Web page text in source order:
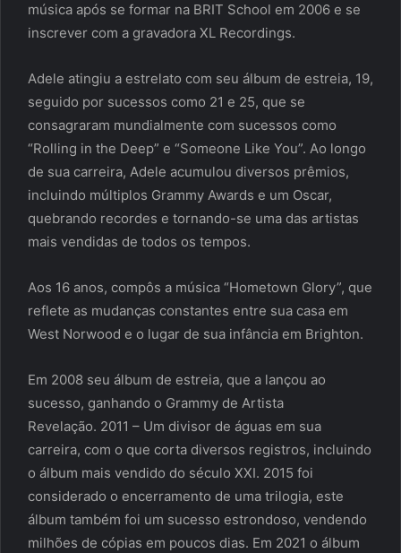
música após se formar na BRIT School em 2006 e se
inscrever com a gravadora XL Recordings.
Adele atingiu a estrelato com seu álbum de estreia, 19,
seguido por sucessos como 21 e 25, que se
consagraram mundialmente com sucessos como
“Rolling in the Deep” e “Someone Like You”. Ao longo
de sua carreira, Adele acumulou diversos prêmios,
incluindo múltiplos Grammy Awards e um Oscar,
quebrando recordes e tornando-se uma das artistas
mais vendidas de todos os tempos.
Aos 16 anos, compôs a música “Hometown Glory”, que
reflete as mudanças constantes entre sua casa em
West Norwood e o lugar de sua infância em Brighton.
Em 2008 seu álbum de estreia, que a lançou ao
sucesso, ganhando o Grammy de Artista
Revelação. 2011 – Um divisor de águas em sua
carreira, com o que corta diversos registros, incluindo
o álbum mais vendido do século XXI. 2015 foi
considerado o encerramento de uma trilogia, este
álbum também foi um sucesso estrondoso, vendendo
milhões de cópias em poucos dias. Em 2021 o álbum